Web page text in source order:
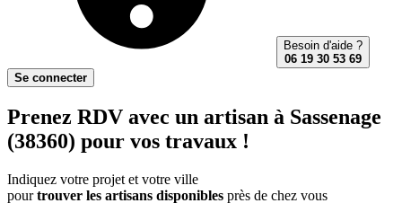
Besoin d'aide ?
06 19 30 53 69
Se connecter
Prenez RDV avec un artisan à Sassenage
(38360) pour vos travaux !
Indiquez votre projet et votre ville
pourtrouver les artisans disponibles près de chez vous